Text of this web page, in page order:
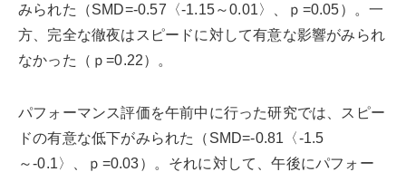
みられた（SMD=-0.57〈-1.15～0.01〉、ｐ=0.05）。一
方、完全な徹夜はスピードに対して有意な影響がみられ
なかった（ｐ=0.22）。
パフォーマンス評価を午前中に行った研究では、スピー
ドの有意な低下がみられた（SMD=-0.81〈-1.5
～-0.1〉、ｐ=0.03）。それに対して、午後にパフォー